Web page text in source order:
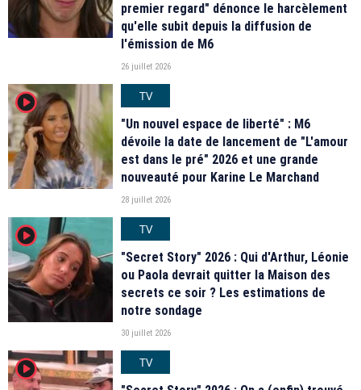
premier regard" dénonce le harcèlement
qu'elle subit depuis la diffusion de
l'émission de M6
26 juillet 2026
player2
TV
"Un nouvel espace de liberté" : M6
dévoile la date de lancement de "L'amour
est dans le pré" 2026 et une grande
nouveauté pour Karine Le Marchand
28 juillet 2026
player2
TV
"Secret Story" 2026 : Qui d'Arthur, Léonie
ou Paola devrait quitter la Maison des
secrets ce soir ? Les estimations de
notre sondage
30 juillet 2026
player2
TV